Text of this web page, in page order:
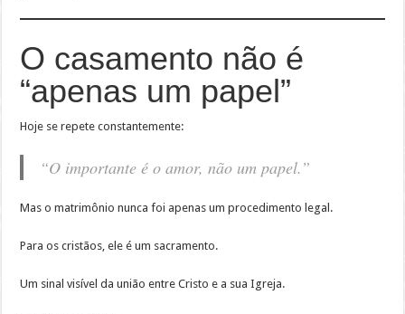
O casamento não é
“apenas um papel”
Hoje se repete constantemente:
“O importante é o amor, não um papel.”
Mas o matrimônio nunca foi apenas um procedimento legal.
Para os cristãos, ele é um sacramento.
Um sinal visível da união entre Cristo e a sua Igreja.